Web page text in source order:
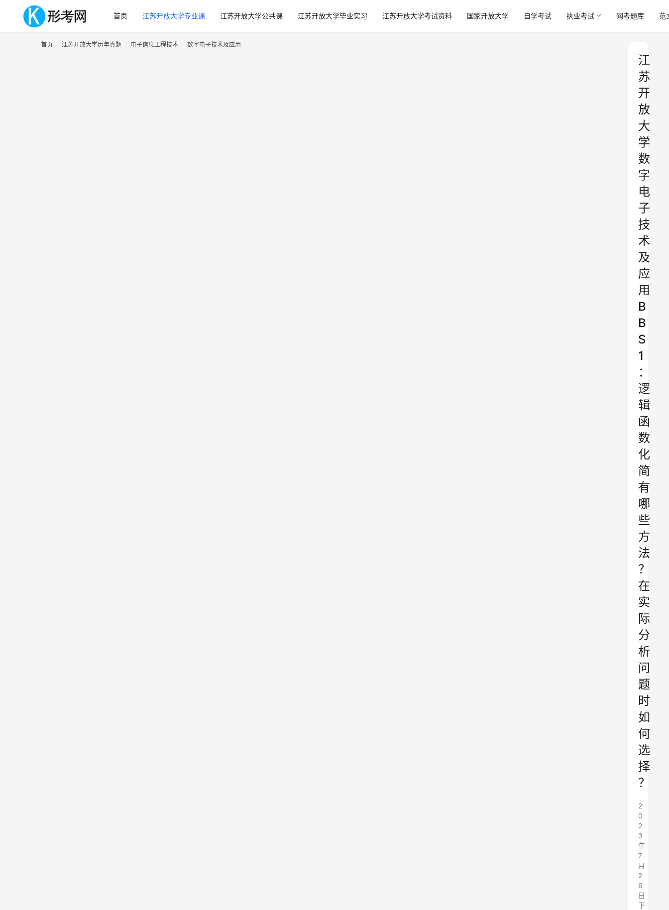
首页 江苏开放大学专业课 江苏开放大学公共课 江苏开放大学毕业实习 江苏开放大学考试资料 国家开放大学 自学考试 执业考试 网考题库 范
首页 江苏开放大学历年真题 电子信息工程技术 数字电子技术及应用
江
苏
开
放
大
学
数
字
电
子
技
术
及
应
用
B
B
S
1
：
逻
辑
函
数
化
简
有
哪
些
方
法
？
在
实
际
分
析
问
题
时
如
何
选
择
？
2
0
2
3
年
7
月
2
6
日
下